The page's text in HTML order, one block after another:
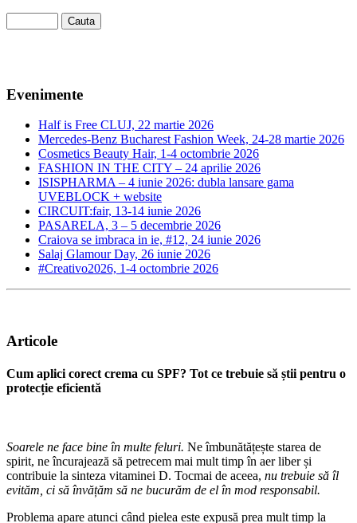
Evenimente
Half is Free CLUJ, 22 martie 2026
Mercedes-Benz Bucharest Fashion Week, 24-28 martie 2026
Cosmetics Beauty Hair, 1-4 octombrie 2026
FASHION IN THE CITY – 24 aprilie 2026
ISISPHARMA – 4 iunie 2026: dubla lansare gama
UVEBLOCK + website
CIRCUIT:fair, 13-14 iunie 2026
PASARELA, 3 – 5 decembrie 2026
Craiova se imbraca in ie, #12, 24 iunie 2026
Salaj Glamour Day, 26 iunie 2026
#Creativo2026, 1-4 octombrie 2026
Articole
Cum aplici corect crema cu SPF? Tot ce trebuie să știi pentru o
protecție eficientă
Soarele ne face bine în multe feluri. Ne îmbunătățește starea de
spirit, ne încurajează să petrecem mai mult timp în aer liber și
contribuie la sinteza vitaminei D. Tocmai de aceea, nu trebuie să îl
evităm, ci să învățăm să ne bucurăm de el în mod responsabil.
Problema apare atunci când pielea este expusă prea mult timp la